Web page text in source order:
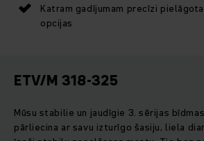
Katram gadījumam precīzi
opcijas
ETV/M 318-325
Mūsu stabilie un jaudīgie 3. sērijas
pārliecina ar savu izturīgo šasiju, liela